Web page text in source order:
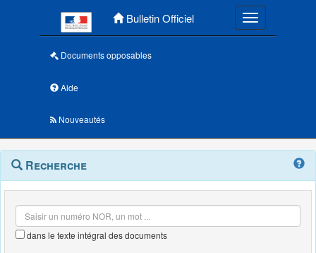
Bulletin Officiel Toggle
Documents opposables
Aide
Nouveautés
Navigation
outils
Menu
contextuel
Recherche
dans le texte intégral des documents